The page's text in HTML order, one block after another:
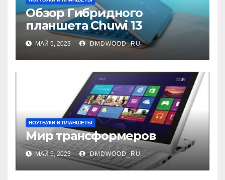
Обзор Гибридного
планшета Chuwi 13
МАЙ 5, 2023 DMDWOOD_RU
НОУТБУКИ И ПЛАНШЕТЫ
Мир трансформеров
МАЙ 5, 2023 DMDWOOD_RU